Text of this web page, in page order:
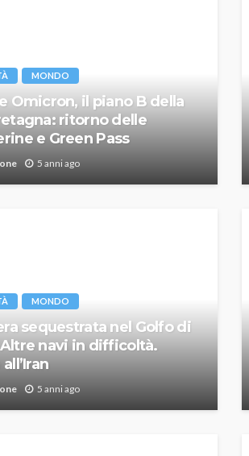
MONDO
Omicron, il piano B della
ritorno delle
e Green Pass
5 anni ago
MONDO
sequestrata nel Golfo di
navi in difficoltà.
5 anni ago